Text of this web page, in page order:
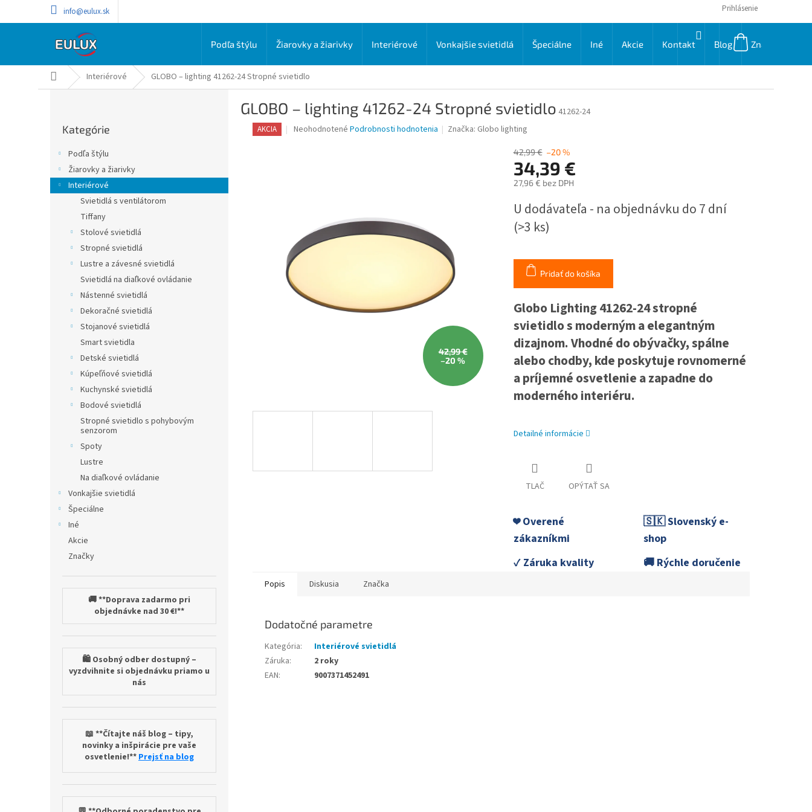
info@eulux.sk Prihlásenie
NÁKUPNÝ
KOŠÍK
Podľa štýlu Žiarovky a žiarivky Interiérové Vonkajšie svietidlá Špeciálne Iné Akcie Kontakt Blog Značky
DomovInteriérové GLOBO – lighting 41262-24 Stropné svietidlo
a
kategórie
Kategórie
Podľa štýlu
Žiarovky a žiarivky
Interiérové
Svietidlá s ventilátorom
Tiffany
Stolové svietidlá
Stropné svietidlá
Lustre a závesné svietidlá
Svietidlá na diaľkové ovládanie
Nástenné svietidlá
Dekoračné svietidlá
Stojanové svietidlá
Smart svietidla
Detské svietidlá
Kúpeľňové svietidlá
Kuchynské svietidlá
Bodové svietidlá
Stropné svietidlo s pohybovým
senzorom
Spoty
Lustre
Na diaľkové ovládanie
Vonkajšie svietidlá
Špeciálne
Iné
Akcie
Značky
🚚 **Doprava zadarmo pri
objednávke nad 30 €!**
🛍️ Osobný odber dostupný –
vyzdvihnite si objednávku priamo u
nás
📖 **Čítajte náš blog – tipy,
novinky a inšpirácie pre vaše
osvetlenie!**Prejsť na blog
GLOBO – lighting 41262-24 Stropné svietidlo 41262-24
AKCIA
Priemerné
Neohodnotené Podrobnosti hodnotenia Značka: Globo lighting
42,99 €
–20 %
42,99 € –20 %
34,39 €
27,96 € bez DPH
cena:
U dodávateľa - na objednávku do 7 dní
(>3 ks)
Pridať do košíka
Globo Lighting 41262-24 stropné
svietidlo s moderným a elegantným
dizajnom. Vhodné do obývačky, spálne
alebo chodby, kde poskytuje rovnomerné
a príjemné osvetlenie a zapadne do
moderného interiéru.
Detailné informácie
TLAČ OPÝTAŤ SA
❤️ Overené
zákazníkmi
🇸🇰 Slovenský e-
shop
✓ Záruka kvality
🚚 Rýchle doručenie
Popis Diskusia Značka
Dodatočné parametre
Kategória:
Interiérové svietidlá
Záruka:
2 roky
EAN: 9007371452491